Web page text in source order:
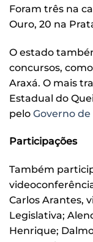
Foram três na
Ouro, 20 na
O estado
concursos,
Araxá. O mais
Estadual do
pelo Governo de
Participações
Também
Carlos Arantes,
Legislativa;
Henrique;